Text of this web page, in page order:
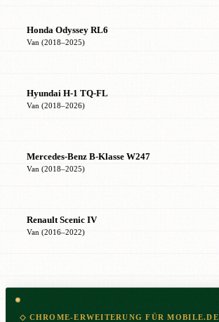
Honda Odyssey RL6
Van (2018–2025)
Hyundai H-1 TQ-FL
Van (2018–2026)
Mercedes-Benz B-Klasse W247
Van (2018–2025)
Renault Scenic IV
Van (2016–2022)
◇ CHROME-ERWEITERUNG FÜR MOBILE.DE